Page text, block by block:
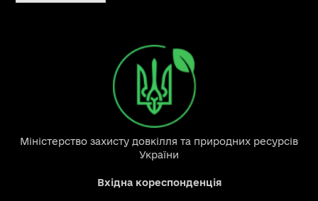
Міністерство захисту довкілля та природних ресурсів
України
Вхідна кореспонденція